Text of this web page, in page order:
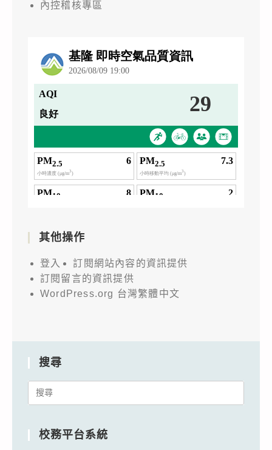
內控稽核專區
其他操作
登入
訂閱網站內容的資訊提供
訂閱留言的資訊提供
WordPress.org 台灣繁體中文
搜尋
Search
校務平台系統